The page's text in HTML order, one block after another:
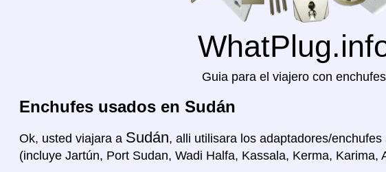
Guia para el viajero con enchufes
Enchufes usados en Sudán
Ok, usted viajara a Sudán, alli utilisara los adaptadores/
(incluye Jartún, Port Sudan, Wadi Halfa, Kassala, Kerma, Karima,